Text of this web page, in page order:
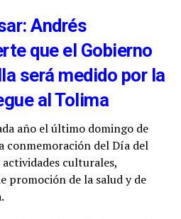
Andrés
que el Gobierno
será medido por la
al Tolima
año el último domingo de
conmemoración del Día del
culturales,
promoción de la salud y de